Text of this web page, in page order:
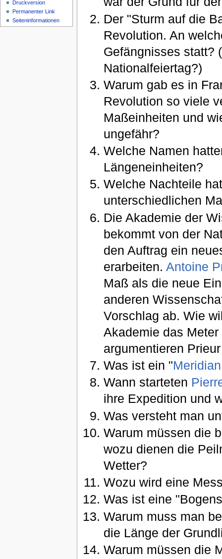
Der "Sturm auf die
Revolution. An
Gefängnisses statt?
Nationalfeiertag?)
Warum gab es in
Revolution so viele
Maßeinheiten und
ungefähr?
Welche Namen
Längeneinheiten?
Welche Nachteile
unterschiedlichen
Die Akademie der
bekommt von der
den Auftrag ein
erarbeiten.Antoine
Maß als die neue
anderen
Vorschlag ab. Wie
Akademie das
argumentieren
Was ist ein "Meridian
Wann starteten
ihre Expedition und
Was versteht man
Warum müssen die
wozu dienen die
Wetter?
Wozu wird eine
Was ist eine
Warum muss man
die Länge der
Warum müssen die
Druckversion
Permanenter Link
Seiteninformationen